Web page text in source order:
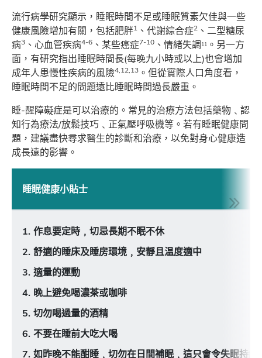
流行病學研究顯示，睡眠時間不足或睡眠質素欠佳與一些
健康風險增加有關，包括肥胖1 、代謝綜合症2 、二型糖尿
病3 、心血管疾病4-6 、某些癌症7-10 、情緒失調 11 。另一方
面，有研究指出睡眠時間長(每晚九小時或以上)也會增加
成年人患慢性疾病的風險4,12,13 。但從實際人口角度看，
睡眠時間不足的問題遠比睡眠時間過長嚴重。
睡-醒障礙症是可以治療的。常見的治療方法包括藥物﹑認
知行為療法/放鬆技巧﹑正氣壓呼吸機等。若有睡眠健康問
題，建議盡快尋求醫生的診斷和治療，以免對身心健康造
成長遠的影響。
睡眠健康小貼士
作息要定時﹐切忌長期不眠不休
舒適的睡床及睡房環境﹐安靜且温度適中
適量的運動
晚上避免喝濃茶或咖啡
切勿喝過量的酒精
不要在睡前大吃大喝
如昨晚不能酣睡﹐切勿在日間補眠﹐這只會令失眠持續